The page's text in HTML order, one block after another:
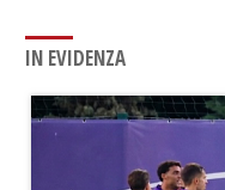
IN EVIDENZA